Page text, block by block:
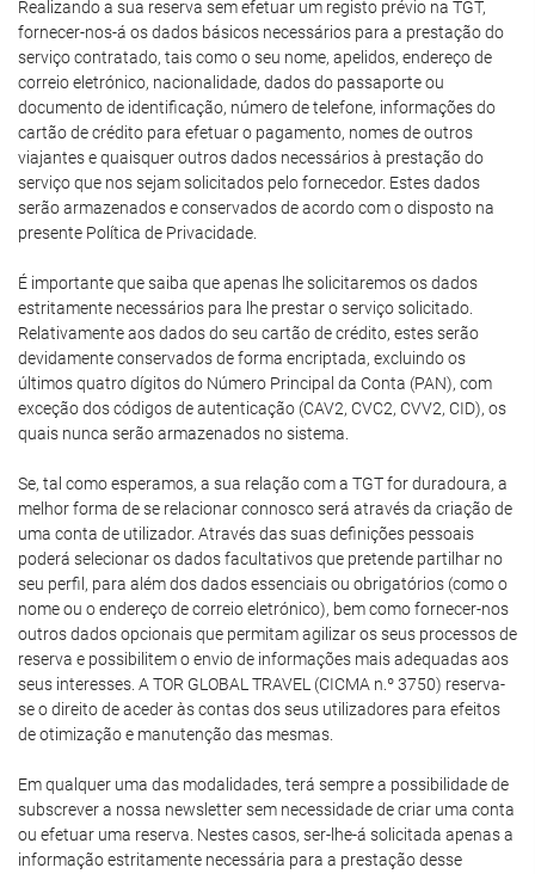
Realizando a sua reserva sem efetuar um registo prévio na TGT,
fornecer-nos-á os dados básicos necessários para a prestação do
serviço contratado, tais como o seu nome, apelidos, endereço de
correio eletrónico, nacionalidade, dados do passaporte ou
documento de identificação, número de telefone, informações do
cartão de crédito para efetuar o pagamento, nomes de outros
viajantes e quaisquer outros dados necessários à prestação do
serviço que nos sejam solicitados pelo fornecedor. Estes dados
serão armazenados e conservados de acordo com o disposto na
presente Política de Privacidade.
É importante que saiba que apenas lhe solicitaremos os dados
estritamente necessários para lhe prestar o serviço solicitado.
Relativamente aos dados do seu cartão de crédito, estes serão
devidamente conservados de forma encriptada, excluindo os
últimos quatro dígitos do Número Principal da Conta (PAN), com
exceção dos códigos de autenticação (CAV2, CVC2, CVV2, CID), os
quais nunca serão armazenados no sistema.
Se, tal como esperamos, a sua relação com a TGT for duradoura, a
melhor forma de se relacionar connosco será através da criação de
uma conta de utilizador. Através das suas definições pessoais
poderá selecionar os dados facultativos que pretende partilhar no
seu perfil, para além dos dados essenciais ou obrigatórios (como o
nome ou o endereço de correio eletrónico), bem como fornecer-nos
outros dados opcionais que permitam agilizar os seus processos de
reserva e possibilitem o envio de informações mais adequadas aos
seus interesses. A TOR GLOBAL TRAVEL (CICMA n.º 3750) reserva-
se o direito de aceder às contas dos seus utilizadores para efeitos
de otimização e manutenção das mesmas.
Em qualquer uma das modalidades, terá sempre a possibilidade de
subscrever a nossa newsletter sem necessidade de criar uma conta
ou efetuar uma reserva. Nestes casos, ser-lhe-á solicitada apenas a
informação estritamente necessária para a prestação desse